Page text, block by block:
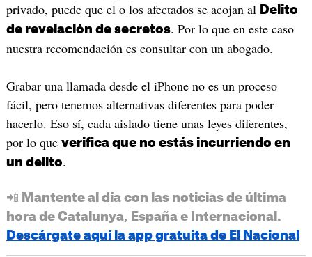
privado, puede que el o los afectados se acojan al Delito
de revelación de secretos. Por lo que en este caso
nuestra recomendación es consultar con un abogado.
Grabar una llamada desde el iPhone no es un proceso
fácil, pero tenemos alternativas diferentes para poder
hacerlo. Eso sí, cada aislado tiene unas leyes diferentes,
por lo que verifica que no estás incurriendo en
un delito.
📲 Mantente al día con las noticias de última
hora de Catalunya, España e Internacional.
Descárgate aquí la app gratuita de El Nacional